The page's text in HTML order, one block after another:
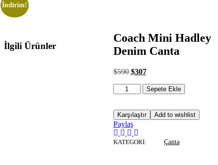
İndirim!
Coach Mini Hadley
Denim Canta
$590 $307
Sepete Ekle
Karşılaştır Add to wishlist
Paylaş
KATEGORI: Çanta
İlgili Ürünler